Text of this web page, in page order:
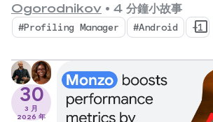
Ogorodnikov • 4 分鐘小故事
#Profiling Manager #Android +1
30
3 月
2026 年